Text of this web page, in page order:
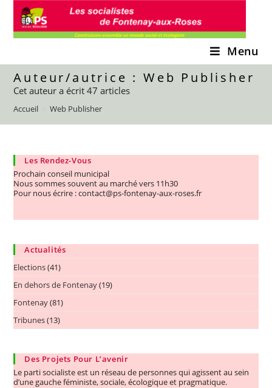
Skip
content
Menu
Auteur/autrice :Web Publisher
Cet auteur a écrit 47 articles
Accueil Web Publisher
Les Rendez-Vous
Prochain conseil municipal
Nous sommes souvent au marché vers 11h30
Pour nous écrire : contact@ps-fontenay-aux-roses.fr
Actualités
Elections(41)
En dehors de Fontenay(19)
Fontenay(81)
Tribunes(13)
Des Projets Pour L’avenir
Le parti socialiste est un réseau de personnes qui agissent au sein
d’une gauche féministe, sociale, écologique et pragmatique.